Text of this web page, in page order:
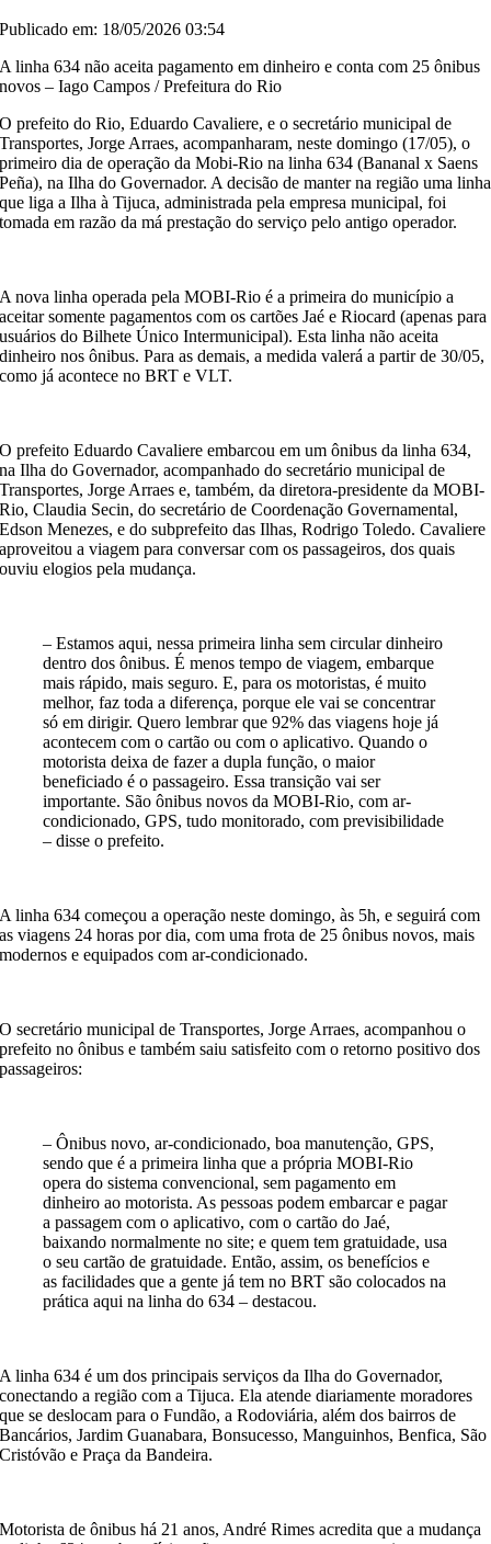
Publicado em: 18/05/2026 03:54
A linha 634 não aceita pagamento em dinheiro e conta com 25 ônibus
novos – Iago Campos / Prefeitura do Rio
O prefeito do Rio, Eduardo Cavaliere, e o secretário municipal de
Transportes, Jorge Arraes, acompanharam, neste domingo (17/05), o
primeiro dia de operação da Mobi-Rio na linha 634 (Bananal x Saens
Peña), na Ilha do Governador. A decisão de manter na região uma linha
que liga a Ilha à Tijuca, administrada pela empresa municipal, foi
tomada em razão da má prestação do serviço pelo antigo operador.
A nova linha operada pela MOBI-Rio é a primeira do município a
aceitar somente pagamentos com os cartões Jaé e Riocard (apenas para
usuários do Bilhete Único Intermunicipal). Esta linha não aceita
dinheiro nos ônibus. Para as demais, a medida valerá a partir de 30/05,
como já acontece no BRT e VLT.
O prefeito Eduardo Cavaliere embarcou em um ônibus da linha 634,
na Ilha do Governador, acompanhado do secretário municipal de
Transportes, Jorge Arraes e, também, da diretora-presidente da MOBI-
Rio, Claudia Secin, do secretário de Coordenação Governamental,
Edson Menezes, e do subprefeito das Ilhas, Rodrigo Toledo. Cavaliere
aproveitou a viagem para conversar com os passageiros, dos quais
ouviu elogios pela mudança.
– Estamos aqui, nessa primeira linha sem circular dinheiro
dentro dos ônibus. É menos tempo de viagem, embarque
mais rápido, mais seguro. E, para os motoristas, é muito
melhor, faz toda a diferença, porque ele vai se concentrar
só em dirigir. Quero lembrar que 92% das viagens hoje já
acontecem com o cartão ou com o aplicativo. Quando o
motorista deixa de fazer a dupla função, o maior
beneficiado é o passageiro. Essa transição vai ser
importante. São ônibus novos da MOBI-Rio, com ar-
condicionado, GPS, tudo monitorado, com previsibilidade
– disse o prefeito.
A linha 634 começou a operação neste domingo, às 5h, e seguirá com
as viagens 24 horas por dia, com uma frota de 25 ônibus novos, mais
modernos e equipados com ar-condicionado.
O secretário municipal de Transportes, Jorge Arraes, acompanhou o
prefeito no ônibus e também saiu satisfeito com o retorno positivo dos
passageiros:
– Ônibus novo, ar-condicionado, boa manutenção, GPS,
sendo que é a primeira linha que a própria MOBI-Rio
opera do sistema convencional, sem pagamento em
dinheiro ao motorista. As pessoas podem embarcar e pagar
a passagem com o aplicativo, com o cartão do Jaé,
baixando normalmente no site; e quem tem gratuidade, usa
o seu cartão de gratuidade. Então, assim, os benefícios e
as facilidades que a gente já tem no BRT são colocados na
prática aqui na linha do 634 – destacou.
A linha 634 é um dos principais serviços da Ilha do Governador,
conectando a região com a Tijuca. Ela atende diariamente moradores
que se deslocam para o Fundão, a Rodoviária, além dos bairros de
Bancários, Jardim Guanabara, Bonsucesso, Manguinhos, Benfica, São
Cristóvão e Praça da Bandeira.
Motorista de ônibus há 21 anos, André Rimes acredita que a mudança